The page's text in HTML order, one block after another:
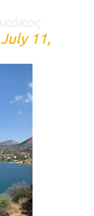
July 11,